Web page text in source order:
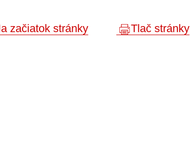
začiatok stránky Tlač stránky